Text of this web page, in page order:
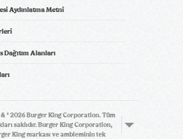
Aydınlatma Metni
Dağıtım Alanları
& © 2026 Burger King Corporation. Tüm
saklıdır. Burger King Corporation,
King markası ve ambleminin tek